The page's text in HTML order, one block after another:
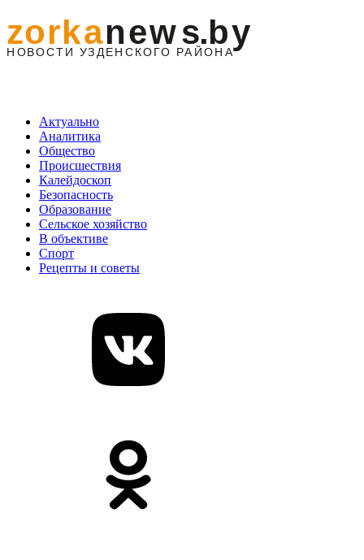
Актуально
Аналитика
Общество
Происшествия
Калейдоскоп
Безопасность
Образование
Сельское хозяйство
В объективе
Спорт
Рецепты и советы